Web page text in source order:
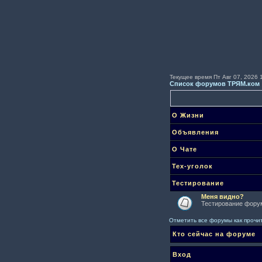
Текущее время Пт Авг 07, 2026
Список форумов ТРЯМ.ком
О Жизни
Объявления
О Чате
Тех-уголок
Тестирование
Меня видно?
Тестирование
Отметить все форумы как
Кто сейчас на форуме
Вход